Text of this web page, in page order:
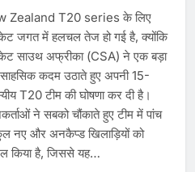
Zealand T20 series के लिए
जगत में हलचल तेज हो गई है, क्योंकि
साउथ अफ्रीका (CSA) ने एक बड़ा
कदम उठाते हुए अपनी 15-
T20 टीम की घोषणा कर दी है।
ने सबको चौंकाते हुए टीम में पांच
नए और अनकैप्ड खिलाड़ियों को
किया है, जिससे यह…